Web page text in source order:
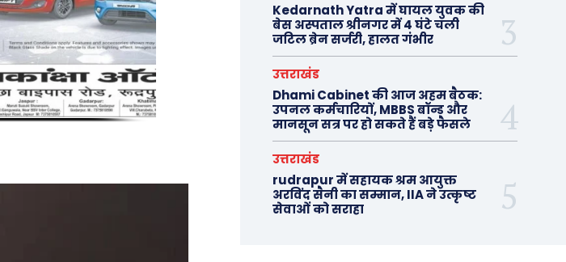
Kedarnath Yatra में घायल युवक की
बेस अस्पताल श्रीनगर में 4 घंटे चली
जटिल ब्रेन सर्जरी, हालत गंभीर
उत्तराखंड
Dhami Cabinet की आज अहम बैठक:
उपनल कर्मचारियों, MBBS बॉन्ड और
मानसून सत्र पर हो सकते हैं बड़े फैसले
उत्तराखंड
rudrapur में सहायक श्रम आयुक्त
अरविंद सैनी का सम्मान, IIA ने उत्कृष्ट
सेवाओं को सराहा